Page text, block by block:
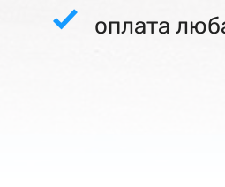
оплата